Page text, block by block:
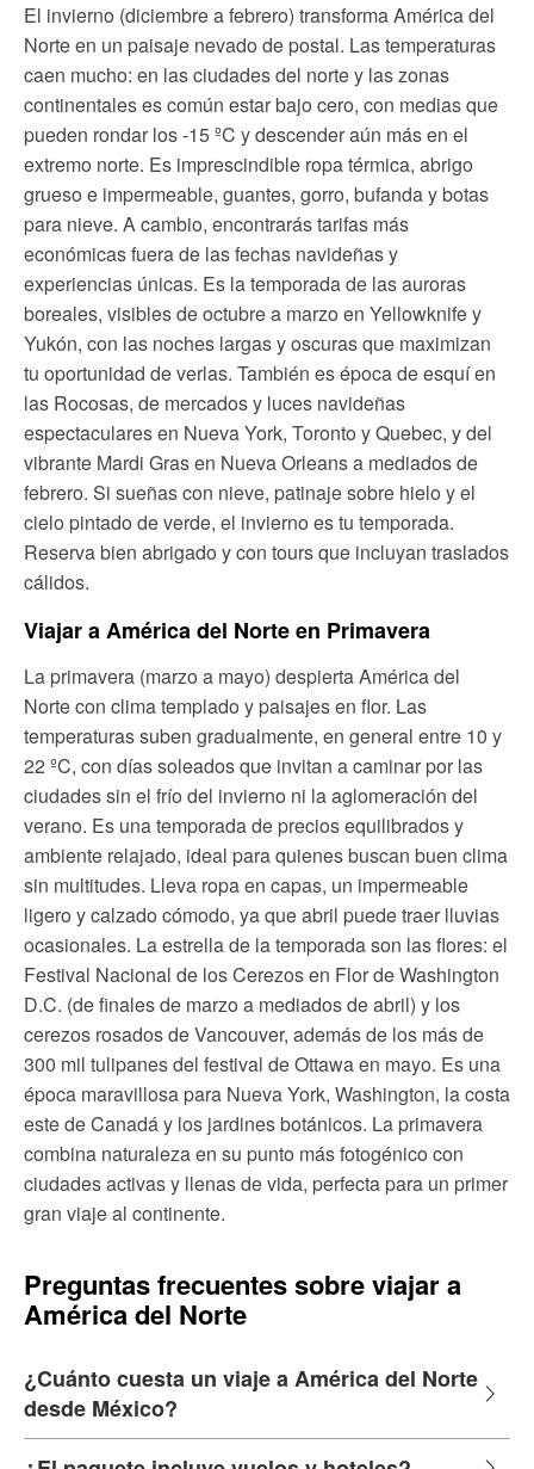
El invierno (diciembre a febrero) transforma América del
Norte en un paisaje nevado de postal. Las temperaturas
caen mucho: en las ciudades del norte y las zonas
continentales es común estar bajo cero, con medias que
pueden rondar los -15 ºC y descender aún más en el
extremo norte. Es imprescindible ropa térmica, abrigo
grueso e impermeable, guantes, gorro, bufanda y botas
para nieve. A cambio, encontrarás tarifas más
económicas fuera de las fechas navideñas y
experiencias únicas. Es la temporada de las auroras
boreales, visibles de octubre a marzo en Yellowknife y
Yukón, con las noches largas y oscuras que maximizan
tu oportunidad de verlas. También es época de esquí en
las Rocosas, de mercados y luces navideñas
espectaculares en Nueva York, Toronto y Quebec, y del
vibrante Mardi Gras en Nueva Orleans a mediados de
febrero. Si sueñas con nieve, patinaje sobre hielo y el
cielo pintado de verde, el invierno es tu temporada.
Reserva bien abrigado y con tours que incluyan traslados
cálidos.
Viajar a América del Norte en Primavera
La primavera (marzo a mayo) despierta América del
Norte con clima templado y paisajes en flor. Las
temperaturas suben gradualmente, en general entre 10 y
22 ºC, con días soleados que invitan a caminar por las
ciudades sin el frío del invierno ni la aglomeración del
verano. Es una temporada de precios equilibrados y
ambiente relajado, ideal para quienes buscan buen clima
sin multitudes. Lleva ropa en capas, un impermeable
ligero y calzado cómodo, ya que abril puede traer lluvias
ocasionales. La estrella de la temporada son las flores: el
Festival Nacional de los Cerezos en Flor de Washington
D.C. (de finales de marzo a mediados de abril) y los
cerezos rosados de Vancouver, además de los más de
300 mil tulipanes del festival de Ottawa en mayo. Es una
época maravillosa para Nueva York, Washington, la costa
este de Canadá y los jardines botánicos. La primavera
combina naturaleza en su punto más fotogénico con
ciudades activas y llenas de vida, perfecta para un primer
gran viaje al continente.
Preguntas frecuentes sobre viajar a
América del Norte
¿Cuánto cuesta un viaje a América del Norte
desde México?